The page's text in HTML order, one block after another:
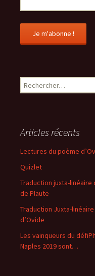
R
e
r
h
e
Articles récents
Lectures du poème
Quizlet
Traduction juxta-linéaire
de Plaute
Traduction Juxta-
d’Ovide
Les vainqueurs du
Naples 2019 sont…